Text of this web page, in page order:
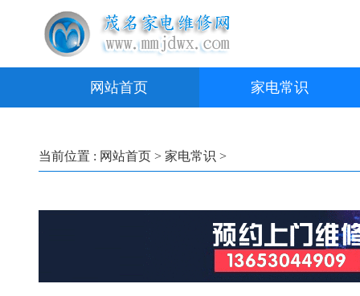
网站首页 家电常识
当前位置 : 网站首页 > 家电常识 >